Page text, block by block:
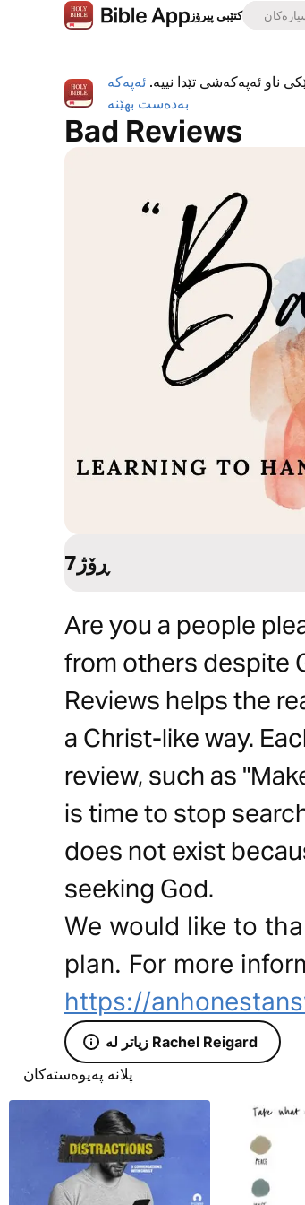
کتێبی پیرۆز
ناو ئەپەکەشی تێدا نییە. ئەپەکە
بەدەست بهێنە
Bad Reviews
7ڕۆژ
Are you a people
from others despite
Reviews helps the
a Christ-like way.
review, such as
is time to stop
does not exist
seeking God.
We would like to
plan. For more
https://
زیاتر لە Rachel Reigard
پلانە پەیوەستەکان